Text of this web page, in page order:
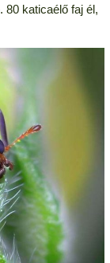
katicaélő faj él,